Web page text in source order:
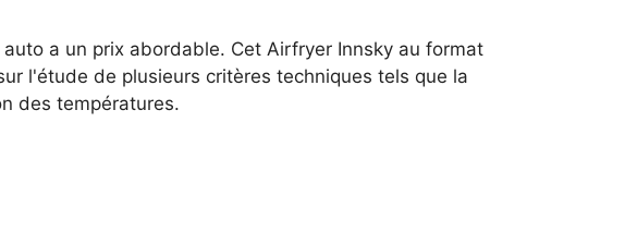
a un prix abordable. Cet Airfryer Innsky au format
l'étude de plusieurs critères techniques tels que la
des températures.